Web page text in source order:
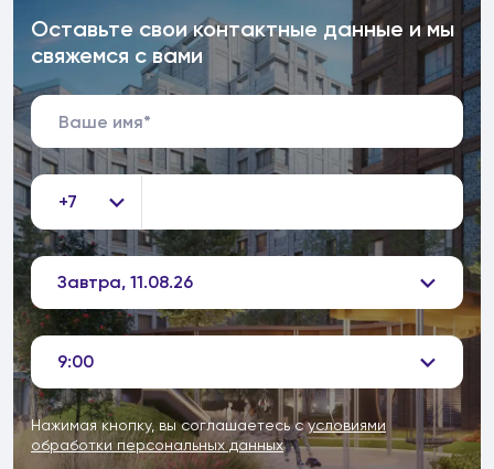
Оставьте свои контактные данные и мы
свяжемся с вами
+7
Завтра, 11.08.26
9:00
Нажимая кнопку, вы соглашаетесь сусловиями
обработки персональных данных